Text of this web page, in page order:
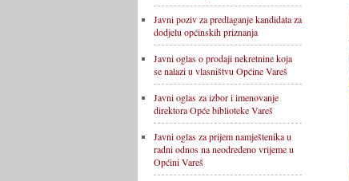
Javni poziv za predlaganje kandidata za
dodjelu općinskih priznanja
Javni oglas o prodaji nekretnine koja
se nalazi u vlasništvu Općine Vareš
Javni oglas za izbor i imenovanje
direktora Opće biblioteke Vareš
Javni oglas za prijem namještenika u
radni odnos na neodređeno vrijeme u
Općini Vareš